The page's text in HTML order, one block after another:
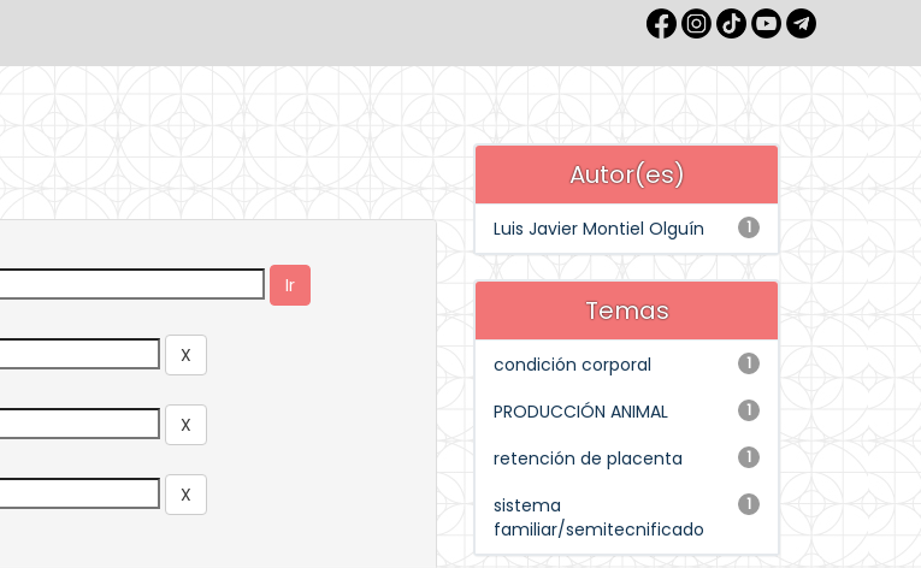
Autor(es)
1
Luis Javier Montiel Olguín
Temas
1
condición corporal
1
PRODUCCIÓN ANIMAL
1
retención de placenta
1
sistema
familiar/semitecnificado